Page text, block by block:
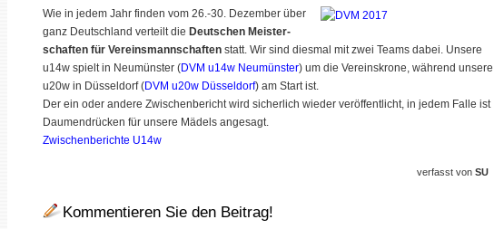
Wie in jedem Jahr finden vom 26.-30. Dezember über
ganz Deutschland verteilt die Deutschen Meister­
schaften für Vereins­mann­schaften statt. Wir sind diesmal mit zwei Teams dabei. Unsere
u14w spielt in Neumünster (DVM u14w Neumünster) um die Vereins­krone, während unsere
u20w in Düsseldorf (DVM u20w Düsseldorf) am Start ist.
Der ein oder andere Zwischenbericht wird sicherlich wieder veröffentlicht, in jedem Falle ist
Daumen­drücken für unsere Mädels angesagt.
Zwischenberichte U14w
verfasst von SU
Kommentieren Sie den Beitrag!